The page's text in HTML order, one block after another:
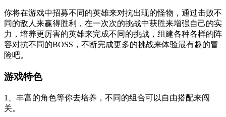
你将在游戏中招募不同的英雄来对抗出现的怪物，通过击败不
同的敌人来赢得胜利，在一次次的挑战中获胜来增强自己的实
力，培养更厉害的英雄来完成不同的挑战，组建各种各样的阵
容对抗不同的BOSS，不断完成更多的挑战来体验最有趣的冒
险吧。
游戏特色
1、丰富的角色等你去培养，不同的组合可以自由搭配来闯
关。